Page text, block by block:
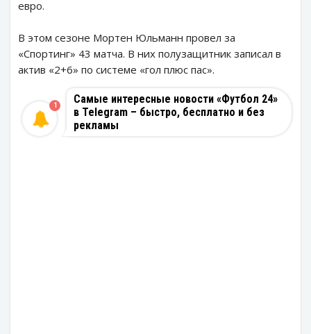
евро.
В этом сезоне Мортен Юльманн провел за
«Спортинг» 43 матча. В них полузащитник записал в
актив «2+6» по системе «гол плюс пас».
Самые интересные новости «Футбол 24»
в Telegram – быстро, бесплатно и без
рекламы
1